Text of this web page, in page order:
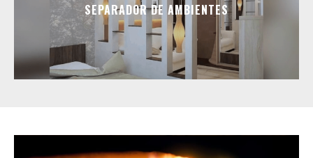
SEPARADOR DE AMBIENTES